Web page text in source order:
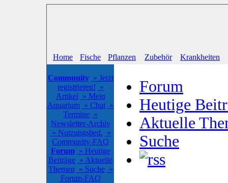
Home Fische Pflanzen Zubehör Krankheiten
Community » Jetzt
registrieren! »
Artikel » Mein
Aquarium » Chat »
Termine »
Newsletter-Archiv
» Nutzungsbed. »
Community-FAQ
Forum » Heutige
Beiträge » Aktuelle
Themen » Suche »
Forum-FAQ
Forum
Heutige
Aktuelle
Suche